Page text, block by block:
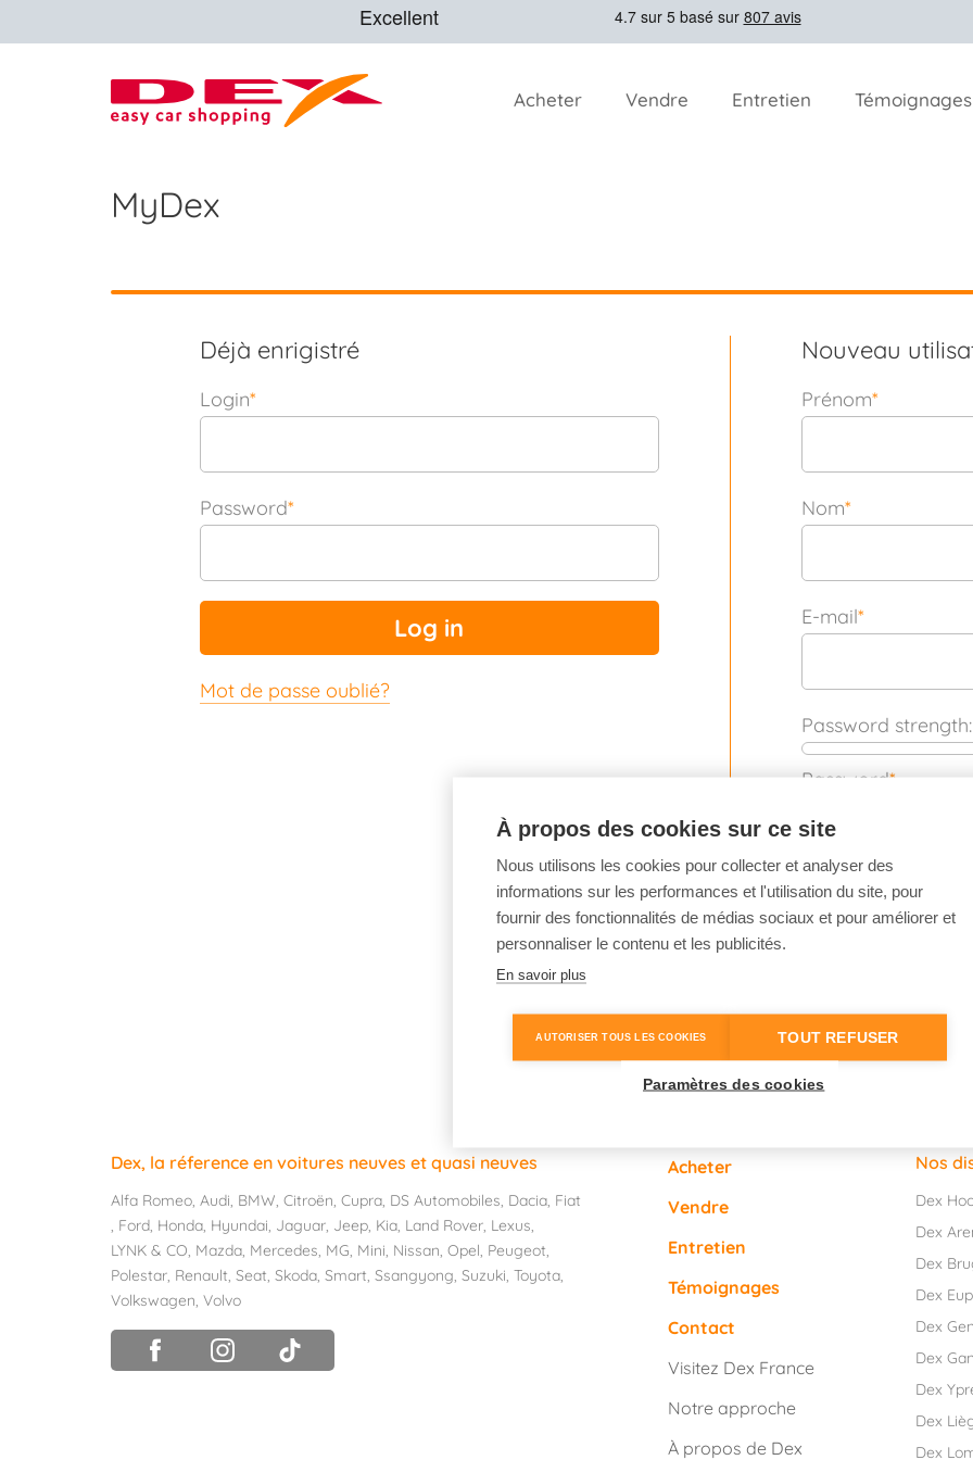
Acheter Vendre Entretien Témoignages
MyDex
Déjà enrigistré
Login*
Password*
Mot de passe oublié?
Nouveau
Prénom*
Nom*
E-mail*
Password strength:
Password*
Confirm password
Dex, la réference en voitures neuves et quasi neuves
Alfa Romeo, Audi, BMW, Citroën, Cupra, DS Automobiles, Dacia, Fiat
, Ford, Honda, Hyundai, Jaguar, Jeep, Kia, Land Rover, Lexus,
LYNK & CO, Mazda, Mercedes, MG, Mini, Nissan, Opel, Peugeot,
Polestar, Renault, Seat, Skoda, Smart, Ssangyong, Suzuki, Toyota,
Volkswagen, Volvo
Acheter
Vendre
Entretien
Témoignages
Contact
Visitez Dex France
Notre approche
À propos de Dex
Nos
Dex
Dex
Dex
Dex
Dex
Dex
Dex
Dex
Dex
À propos des cookies sur ce site
Nous utilisons les cookies pour collecter et analyser des
informations sur les performances et l'utilisation du site, pour
fournir des fonctionnalités de médias sociaux et pour améliorer et
personnaliser le contenu et les publicités.
En savoir plus
AUTORISER TOUS LES COOKIES TOUT REFUSER
Paramètres des cookies